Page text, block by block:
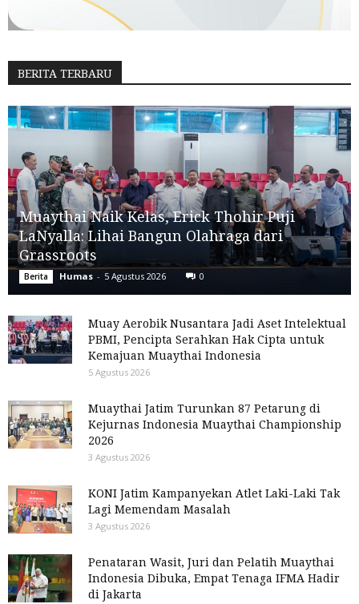
BERITA TERBARU
Muaythai Naik Kelas, Erick Thohir Puji
LaNyalla: Lihai Bangun Olahraga dari
Grassroots
Berita Humas - 5 Agustus 2026 0
Muay Aerobik Nusantara Jadi Aset Intelektual
PBMI, Pencipta Serahkan Hak Cipta untuk
Kemajuan Muaythai Indonesia
5 Agustus 2026
Muaythai Jatim Turunkan 87 Petarung di
Kejurnas Indonesia Muaythai Championship
2026
3 Agustus 2026
KONI Jatim Kampanyekan Atlet Laki-Laki Tak
Lagi Memendam Masalah
3 Agustus 2026
Penataran Wasit, Juri dan Pelatih Muaythai
Indonesia Dibuka, Empat Tenaga IFMA Hadir
di Jakarta